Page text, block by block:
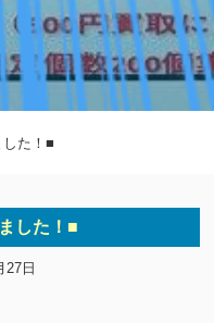
た！■
した！■
27日